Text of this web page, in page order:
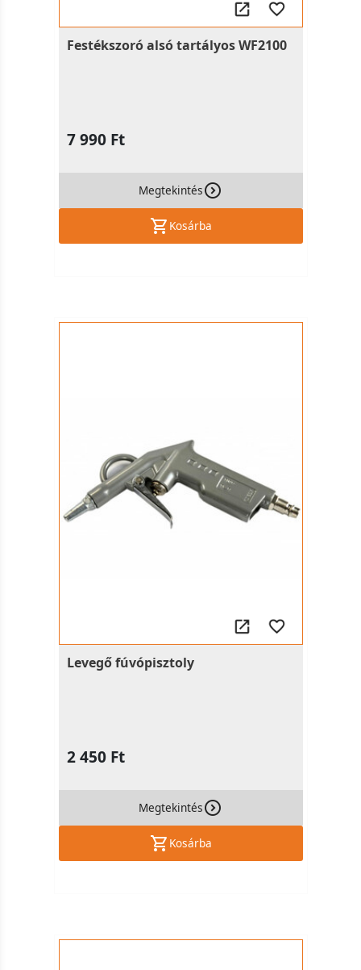
Festékszoró alsó tartályos WF2100
7 990 Ft
Megtekintés
Kosárba
Levegő fúvópisztoly
2 450 Ft
Megtekintés
Kosárba